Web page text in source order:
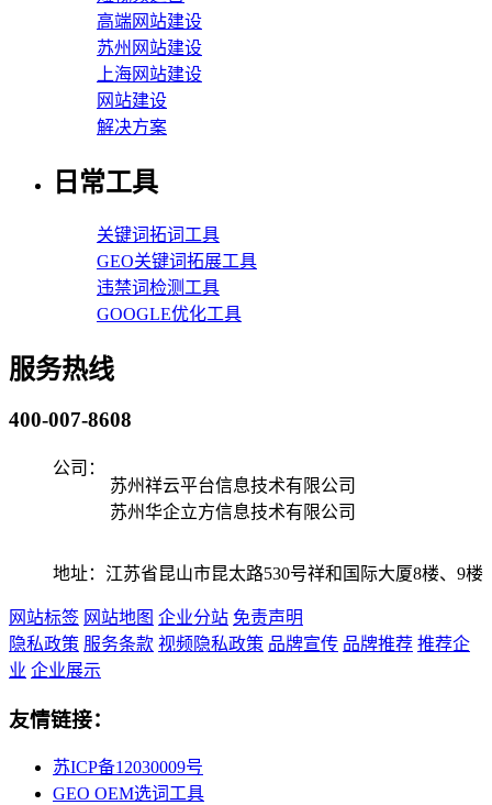
高端网站建设
苏州网站建设
上海网站建设
网站建设
解决方案
日常工具
关键词拓词工具
GEO关键词拓展工具
违禁词检测工具
GOOGLE优化工具
服务热线
400-007-8608
公司：
苏州祥云平台信息技术有限公司
苏州华企立方信息技术有限公司
地址：江苏省昆山市昆太路530号祥和国际大厦8楼、9楼
网站标签 网站地图 企业分站 免责声明
隐私政策 服务条款 视频隐私政策 品牌宣传 品牌推荐 推荐企
业 企业展示
友情链接：
苏ICP备12030009号
GEO OEM选词工具